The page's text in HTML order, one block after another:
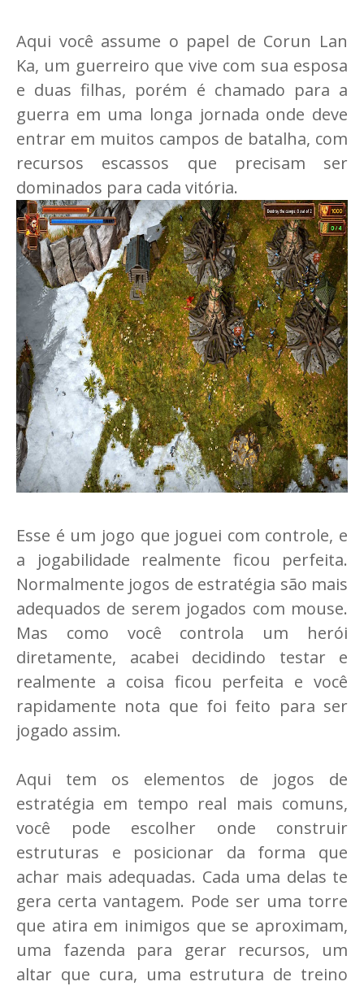
Aqui você assume o papel de Corun Lan
Ka, um guerreiro que vive com sua esposa
e duas filhas, porém é chamado para a
guerra em uma longa jornada onde deve
entrar em muitos campos de batalha, com
recursos escassos que precisam ser
dominados para cada vitória.
Esse é um jogo que joguei com controle, e
a jogabilidade realmente ficou perfeita.
Normalmente jogos de estratégia são mais
adequados de serem jogados com mouse.
Mas como você controla um herói
diretamente, acabei decidindo testar e
realmente a coisa ficou perfeita e você
rapidamente nota que foi feito para ser
jogado assim.
Aqui tem os elementos de jogos de
estratégia em tempo real mais comuns,
você pode escolher onde construir
estruturas e posicionar da forma que
achar mais adequadas. Cada uma delas te
gera certa vantagem. Pode ser uma torre
que atira em inimigos que se aproximam,
uma fazenda para gerar recursos, um
altar que cura, uma estrutura de treino